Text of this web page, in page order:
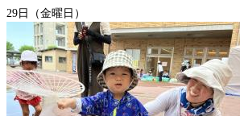
29日（金曜日）